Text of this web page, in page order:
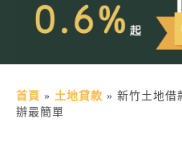
軍公教貸款
土地貸款
首頁 » 土地貸款 » 新竹土地借
辦最簡單